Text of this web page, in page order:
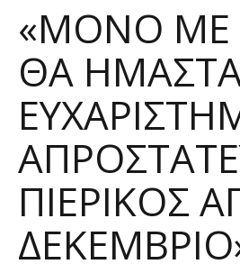
«ΜΌΝΟ ΜΕ
ΘΑ
ΠΙΕΡΙΚΌΣ